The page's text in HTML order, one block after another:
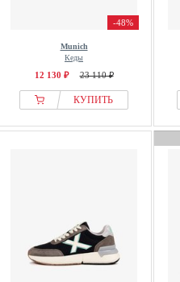
-48%
Munich
Кеды
12 130 ₽ 23 110 ₽
КУПИТЬ